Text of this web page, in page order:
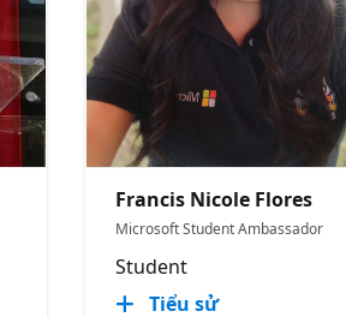
Francis Nicole Flores
Microsoft Student Ambassador
Student
Tiểu sử